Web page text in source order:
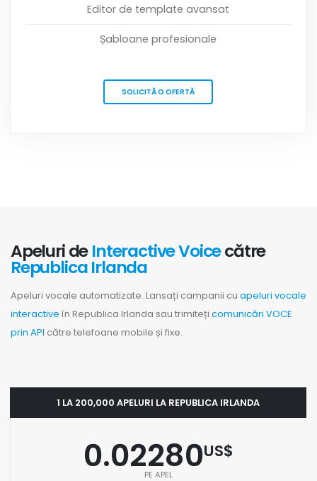
Editor de template avansat
Șabloane profesionale
SOLICITĂ O OFERTĂ
Apeluri deInteractive Voicecătre
Republica Irlanda
Apeluri vocale automatizate. Lansați campanii cu apeluri vocale
interactive în Republica Irlanda sau trimiteți comunicări VOCE
prin API către telefoane mobile și fixe.
1 LA 200,000 APELURI LA REPUBLICA IRLANDA
0.02280US$
PE APEL